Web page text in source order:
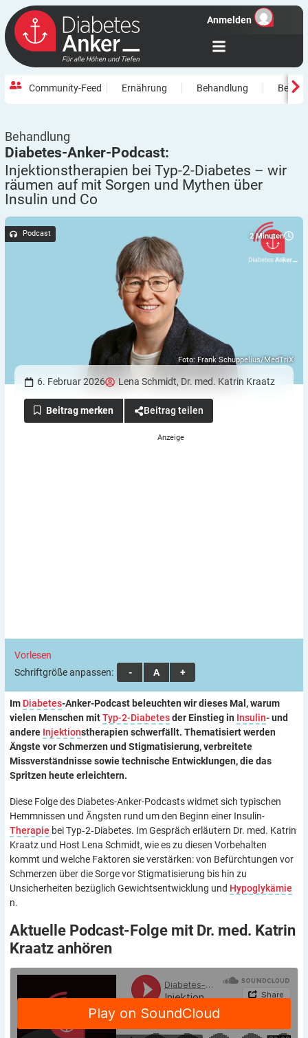
Anmelden
Community-Feed Ernährung Behandlung
Behandlung
Diabetes-Anker-Podcast:
Injektionstherapien bei Typ-2-Diabetes – wir
räumen auf mit Sorgen und Mythen über
Insulin und Co
2 Minuten
Foto: Frank Schuppelius/MedTriX
Podcast
6. Februar 2026 Lena Schmidt, Dr. med. Katrin Kraatz
Beitrag teilen
Vorlesen
Schriftgröße anpassen:
A A A
Im Diabetes-Anker-Podcast beleuchten wir dieses Mal, warum
vielen Menschen mitTyp-2-Diabetesder Einstieg in Insulin- und
andere Injektionstherapien schwerfällt. Thematisiert werden
Ängste vor Schmerzen und Stigmatisierung, verbreitete
Missverständnisse sowie technische Entwicklungen, die das
Spritzen heute erleichtern.
Diese Folge des Diabetes-Anker-Podcasts widmet sich typischen
Hemmnissen und Ängsten rund um den Beginn einer Insulin-
Therapie bei Typ‑2‑Diabetes. Im Gespräch erläutern Dr. med. Katrin
Kraatz und Host Lena Schmidt, wie es zu diesen Vorbehalten
kommt und welche Faktoren sie verstärken: von Befürchtungen vor
Schmerzen über die Sorge vor Stigmatisierung bis hin zu
Unsicherheiten bezüglich Gewichtsentwicklung und Hypoglykämie
n.
Aktuelle Podcast-Folge mit Dr. med. Katrin
Kraatz anhören